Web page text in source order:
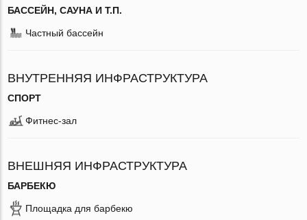
БАССЕЙН, САУНА И Т.П.
Частный бассейн
ВНУТРЕННЯЯ ИНФРАСТРУКТУРА
СПОРТ
Фитнес-зал
ВНЕШНЯЯ ИНФРАСТРУКТУРА
БАРБЕКЮ
Площадка для барбекю